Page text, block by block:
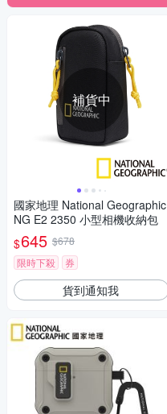
補貨中
國家地理 National Geographic
NG E2 2350 小型相機收納包
$645 $678
限時下殺
券
貨到通知我